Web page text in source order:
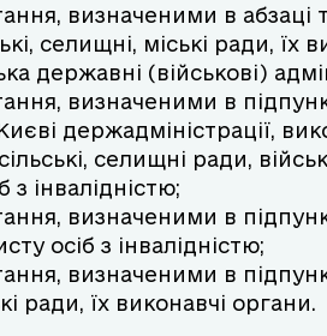
визначеними в абзаці
селищні, міські ради, їх
державні (військові)
визначеними в
держадміністрації,
селищні ради,
з інвалідністю;
визначеними в
осіб з інвалідністю;
визначеними в
ради, їх виконавчі органи.